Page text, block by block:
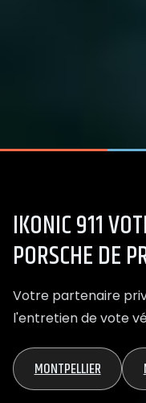
IKONIC 911
PORSCHE DE
Votre partenaire
l'entretien de vote
MONTPELLIER